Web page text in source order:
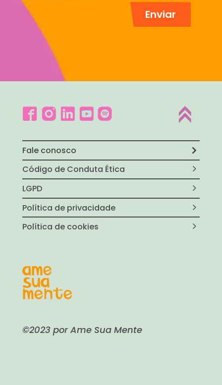
Fale conosco
Código de Conduta Ética
LGPD
Política de privacidade
Política de cookies
©2023 por Ame Sua Mente